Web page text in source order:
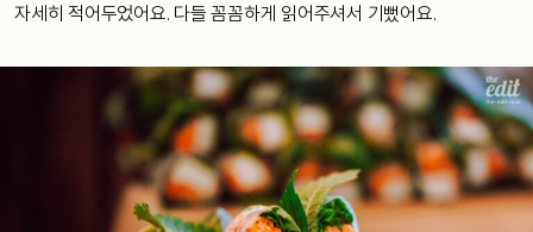
자세히 적어두었어요. 다들 꼼꼼하게 읽어주셔서 기뻤어요.